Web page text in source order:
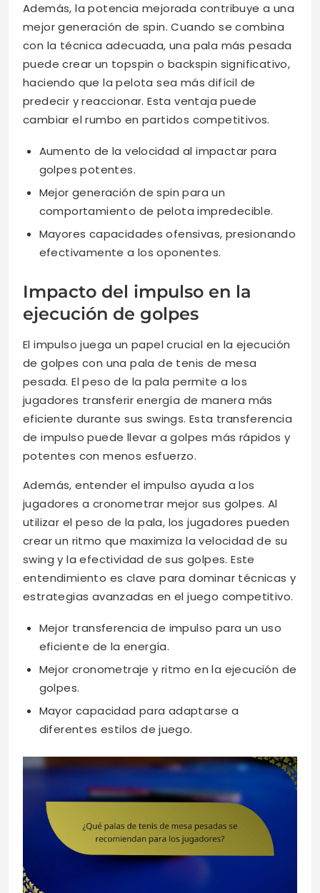
Además, la potencia mejorada contribuye a una
mejor generación de spin. Cuando se combina
con la técnica adecuada, una pala más pesada
puede crear un topspin o backspin significativo,
haciendo que la pelota sea más difícil de
predecir y reaccionar. Esta ventaja puede
cambiar el rumbo en partidos competitivos.
Aumento de la velocidad al impactar para
golpes potentes.
Mejor generación de spin para un
comportamiento de pelota impredecible.
Mayores capacidades ofensivas, presionando
efectivamente a los oponentes.
Impacto del impulso en la
ejecución de golpes
El impulso juega un papel crucial en la ejecución
de golpes con una pala de tenis de mesa
pesada. El peso de la pala permite a los
jugadores transferir energía de manera más
eficiente durante sus swings. Esta transferencia
de impulso puede llevar a golpes más rápidos y
potentes con menos esfuerzo.
Además, entender el impulso ayuda a los
jugadores a cronometrar mejor sus golpes. Al
utilizar el peso de la pala, los jugadores pueden
crear un ritmo que maximiza la velocidad de su
swing y la efectividad de sus golpes. Este
entendimiento es clave para dominar técnicas y
estrategias avanzadas en el juego competitivo.
Mejor transferencia de impulso para un uso
eficiente de la energía.
Mejor cronometraje y ritmo en la ejecución de
golpes.
Mayor capacidad para adaptarse a
diferentes estilos de juego.